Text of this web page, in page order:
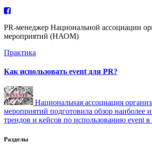
PR-менеджер Национальной ассоциации
мероприятий (НАОМ)
Практика
Как использовать event для PR?
Национальная ассоциация
мероприятий подготовила обзор наиболее
трендов и кейсов по использованию event в
Разделы